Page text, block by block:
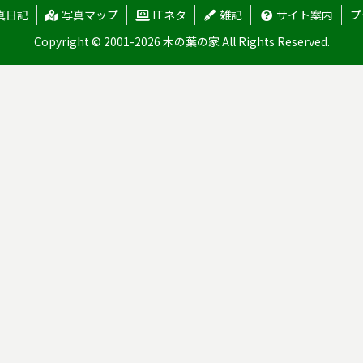
日記 写真マップ ITネタ 雑記 サイト案内
Copyright © 2001-2026 木の葉の家 All Rights Reserved.